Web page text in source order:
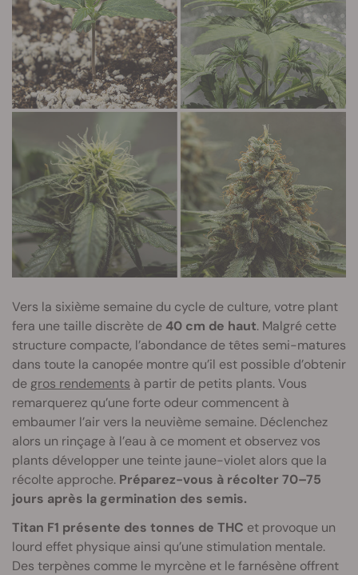
Vers la sixième semaine du cycle de culture, votre plant
fera une taille discrète de 40 cm de haut. Malgré cette
structure compacte, l’abondance de têtes semi-matures
dans toute la canopée montre qu’il est possible d’obtenir
de gros rendements à partir de petits plants. Vous
remarquerez qu’une forte odeur commencent à
embaumer l’air vers la neuvième semaine. Déclenchez
alors un rinçage à l’eau à ce moment et observez vos
plants développer une teinte jaune-violet alors que la
récolte approche. Préparez-vous à récolter 70–75
jours après la germination des semis.
Titan F1 présente des tonnes de THC et provoque un
lourd effet physique ainsi qu’une stimulation mentale.
Des terpènes comme le myrcène et le farnésène offrent